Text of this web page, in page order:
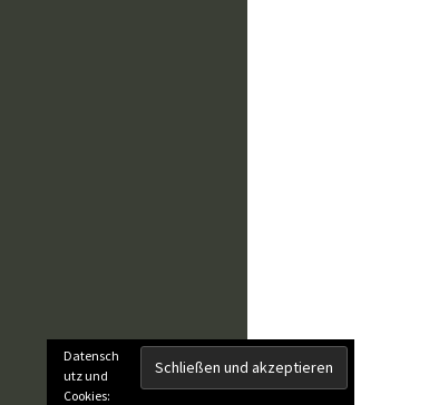
Datensch
utz und
Cookies: